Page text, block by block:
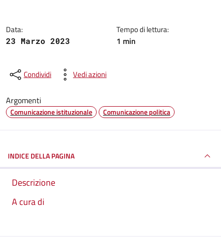
Data:
23 Marzo 2023
Tempo di lettura:
1 min
Condividi Vedi azioni
Argomenti
Comunicazione istituzionale Comunicazione politica
INDICE DELLA PAGINA
Descrizione
A cura di